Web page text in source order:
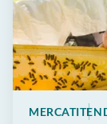
MERCATI